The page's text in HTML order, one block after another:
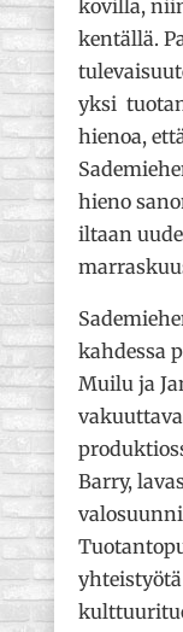
kovilla,
kentällä.
yksi
hienoa,
hieno
iltaan
kahdessa
Muilu ja
Barry,